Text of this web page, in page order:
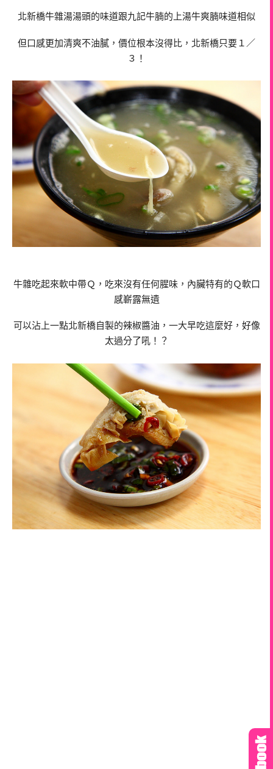
北新橋牛雜湯湯頭的味道跟九記牛腩的上湯牛爽腩味道相似
但口感更加清爽不油膩，價位根本沒得比，北新橋只要１／
３！
牛雜吃起來軟中帶Ｑ，吃來沒有任何腥味，內臟特有的Ｑ軟口
感嶄露無遺
可以沾上一點北新橋自製的辣椒醬油，一大早吃這麼好，好像
太過分了吼！？